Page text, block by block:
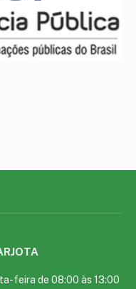
feira de 08:00 às 13:00